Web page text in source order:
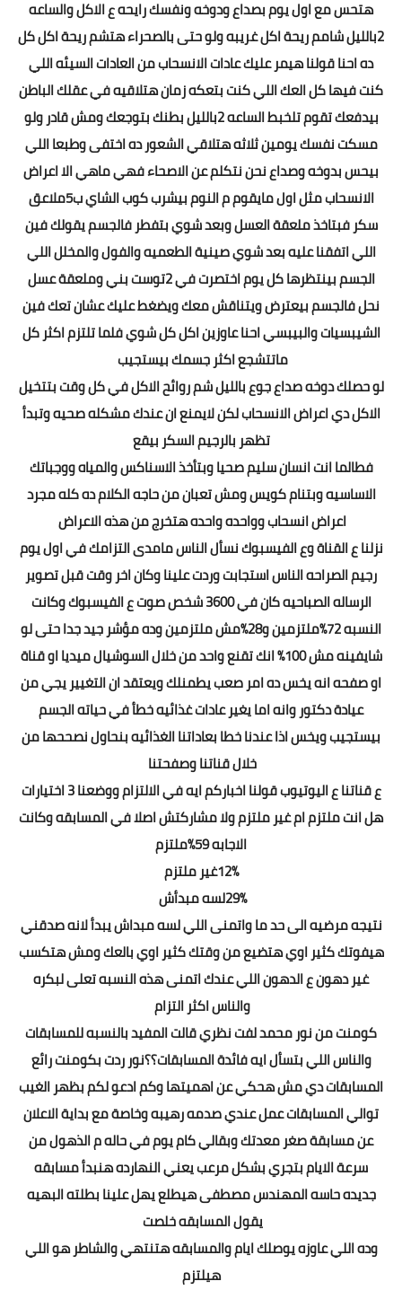
هتحس مع اول يوم بصداع ودوخه ونفسك رايحه ع الاكل والساعه
2بالليل شامم ريحة اكل غريبه ولو حتى بالصحراء هتشم ريحة اكل كل
ده احنا قولنا هيمر عليك عادات الانسحاب من العادات السيئه اللي
كنت فيها كل العك اللي كنت بتعكه زمان هتلاقيه في عقلك الباطن
بيدفعك تقوم تلخبط الساعه 2بالليل بطنك بتوجعك ومش قادر ولو
مسكت نفسك يومين ثلاثه هتلاقي الشعور ده اختفى وطبعا اللي
بيحس بدوخه وصداع نحن نتكلم عن الاصحاء فهي ماهي الا اعراض
الانسحاب مثل اول مايقوم م النوم بيشرب كوب الشاي ب5ملاعق
سكر فبتاخذ ملعقة العسل وبعد شوي بتفطر فالجسم يقولك فين
اللي اتفقنا عليه بعد شوي صينية الطعميه والفول والمخلل اللي
الجسم بينتظرها كل يوم اختصرت في 2توست بني وملعقة عسل
نحل فالجسم بيعترض ويتناقش معك ويضغط عليك عشان تعك فين
الشيبسيات والبيبسي احنا عاوزين اكل كل شوي فلما تلتزم اكثر كل
ماتتشجع اكثر جسمك بيستجيب
لو حصلك دوخه صداع جوع بالليل شم روائح الاكل في كل وقت بتتخيل
الاكل دي اعراض الانسحاب لكن لايمنع ان عندك مشكله صحيه وتبدأ
تظهر بالرجيم السكر بيقع
فطالما انت انسان سليم صحيا وبتأخذ الاسناكس والمياه ووجباتك
الاساسيه وبتنام كويس ومش تعبان من حاجه الكلام ده كله مجرد
اعراض انسحاب وواحده واحده هتخرج من هذه الاعراض
نزلنا ع القناة وع الفيسبوك نسأل الناس مامدى التزامك في اول يوم
رجيم الصراحه الناس استجابت وردت علينا وكان اخر وقت قبل تصوير
الرساله الصباحيه كان في 3600 شخص صوت ع الفيسبوك وكانت
النسبه 72%ملتزمين و28%مش ملتزمين وده مؤشر جيد جدا حتى لو
شايفينه مش 100% انك تقنع واحد من خلال السوشيال ميديا او قناة
او صفحه انه يخس ده امر صعب يطمنلك ويعتقد ان التغيير يجي من
عيادة دكتور وانه اما يغير عادات غذائيه خطأ في حياته الجسم
بيستجيب ويخس اذا عندنا خطا بعاداتنا الغذائيه بنحاول نصححها من
خلال قناتنا وصفحتنا
ع قناتنا ع اليوتيوب قولنا اخباركم ايه في الالتزام ووضعنا 3 اختيارات
هل انت ملتزم ام غير ملتزم ولا مشاركتش اصلا في المسابقه وكانت
الاجابه 59%ملتزم
12%غير ملتزم
29%لسه مبدأش
نتيجه مرضيه الى حد ما واتمنى اللي لسه مبداش يبدأ لانه صدقني
هيفوتك كثير اوي هتضيع من وقتك كثير اوي بالعك ومش هتكسب
غير دهون ع الدهون اللي عندك اتمنى هذه النسبه تعلى لبكره
والناس اكثر التزام
كومنت من نور محمد لفت نظري قالت المفيد بالنسبه للمسابقات
والناس اللي بتسأل ايه فائدة المسابقات؟؟نور ردت بكومنت رائع
المسابقات دي مش هحكي عن اهميتها وكم ادعو لكم بظهر الغيب
توالي المسابقات عمل عندي صدمه رهيبه وخاصة مع بداية الاعلان
عن مسابقة صغر معدتك وبقالي كام يوم في حاله م الذهول من
سرعة الايام بتجري بشكل مرعب يعني النهارده هنبدأ مسابقه
جديده حاسه المهندس مصطفى هيطلع يهل علينا بطلته البهيه
يقول المسابقه خلصت
وده اللي عاوزه يوصلك ايام والمسابقه هتنتهي والشاطر هو اللي
هيلتزم